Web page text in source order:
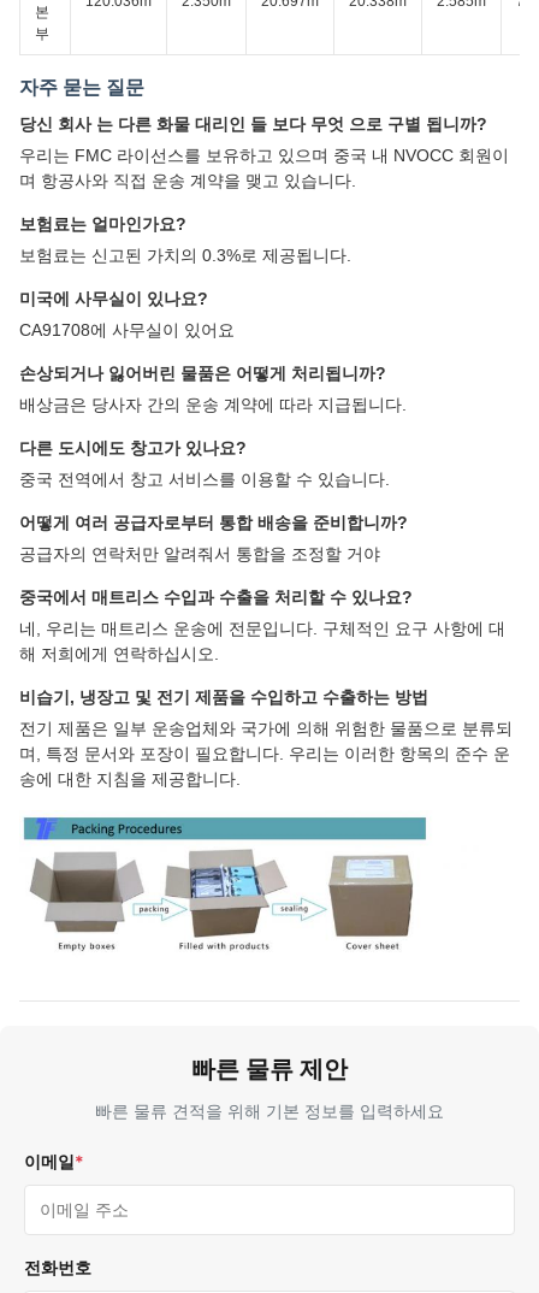
본
부
자주 묻는 질문
당신 회사 는 다른 화물 대리인 들 보다 무엇 으로 구별 됩니까?
우리는 FMC 라이선스를 보유하고 있으며 중국 내 NVOCC 회원이
며 항공사와 직접 운송 계약을 맺고 있습니다.
보험료는 얼마인가요?
보험료는 신고된 가치의 0.3%로 제공됩니다.
미국에 사무실이 있나요?
CA91708에 사무실이 있어요
손상되거나 잃어버린 물품은 어떻게 처리됩니까?
배상금은 당사자 간의 운송 계약에 따라 지급됩니다.
다른 도시에도 창고가 있나요?
중국 전역에서 창고 서비스를 이용할 수 있습니다.
어떻게 여러 공급자로부터 통합 배송을 준비합니까?
공급자의 연락처만 알려줘서 통합을 조정할 거야
중국에서 매트리스 수입과 수출을 처리할 수 있나요?
네, 우리는 매트리스 운송에 전문입니다. 구체적인 요구 사항에 대
해 저희에게 연락하십시오.
비습기, 냉장고 및 전기 제품을 수입하고 수출하는 방법
전기 제품은 일부 운송업체와 국가에 의해 위험한 물품으로 분류되
며, 특정 문서와 포장이 필요합니다. 우리는 이러한 항목의 준수 운
송에 대한 지침을 제공합니다.
빠른 물류 제안
빠른 물류 견적을 위해 기본 정보를 입력하세요
이메일*
전화번호